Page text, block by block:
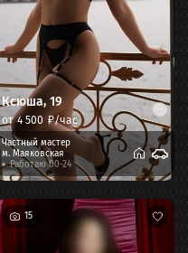
Ксюша, 19
от4 500 ₽/час
Частный мастер
м. Маяковская
Работаю 00-24
15